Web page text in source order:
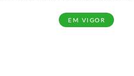
EM VIGOR